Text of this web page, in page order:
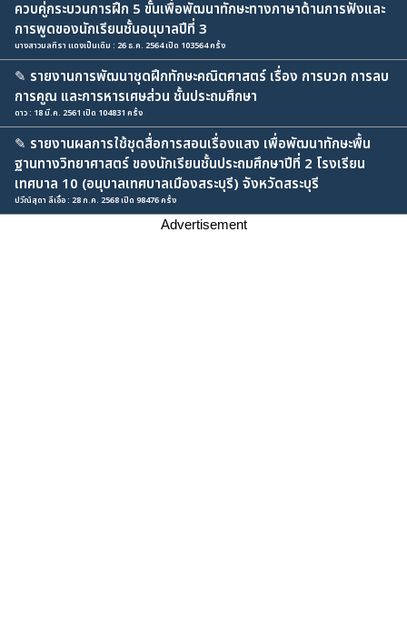
ควบคู่กระบวนการฝึก 5 ขั้นเพื่อพัฒนาทักษะทางภาษาด้านการฟังและ
การพูดของนักเรียนชั้นอนุบาลปีที่ 3
นางสาวมลทิรา แดงเป็นเดิม : 26 ธ.ค. 2564 เปิด 103564 ครั้ง
✎ รายงานการพัฒนาชุดฝึกทักษะคณิตศาสตร์ เรื่อง การบวก การลบ
การคูณ และการหารเศษส่วน ชั้นประถมศึกษา
ดาว : 18 มี.ค. 2561 เปิด 104831 ครั้ง
✎ รายงานผลการใช้ชุดสื่อการสอนเรื่องแสง เพื่อพัฒนาทักษะพื้น
ฐานทางวิทยาศาสตร์ ของนักเรียนชั้นประถมศึกษาปีที่ 2 โรงเรียน
เทศบาล 10 (อนุบาลเทศบาลเมืองสระบุรี) จังหวัดสระบุรี
ปวีณ์สุดา ลีเอื้อ : 28 ก.ค. 2568 เปิด 98476 ครั้ง
Advertisement